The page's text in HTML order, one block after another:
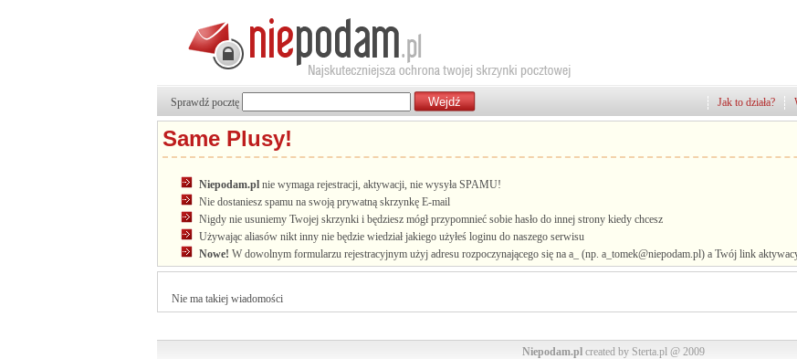
Jak to działa?
Sprawdź pocztę
Same Plusy!
Niepodam.pl nie wymaga rejestracji, aktywacji, nie wysyła SPAMU!
Nie dostaniesz spamu na swoją prywatną skrzynkę E-mail
Nigdy nie usuniemy Twojej skrzynki i będziesz mógł przypomnieć sobie hasło do innej strony kiedy chcesz
Używając aliasów nikt inny nie będzie wiedział jakiego użyłeś loginu do naszego serwisu
Nowe! W dowolnym formularzu rejestracyjnym użyj adresu rozpoczynającego się na a_ (np. a_tomek@niepodam.pl) a Twój link
Nie ma takiej wiadomości
Niepodam.pl created by Sterta.pl @ 2009